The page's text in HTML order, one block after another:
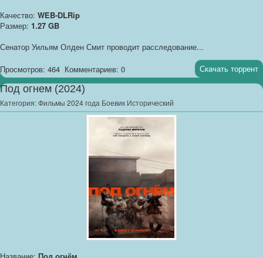
Качество: WEB-DLRip
Размер: 1.27 GB
Сенатор Уильям Олден Смит проводит расследование...
Просмотров: 464 Комментариев: 0 Скачать торрент
Под огнем (2024)
Категория:Фильмы 2024 года Боевик Исторический